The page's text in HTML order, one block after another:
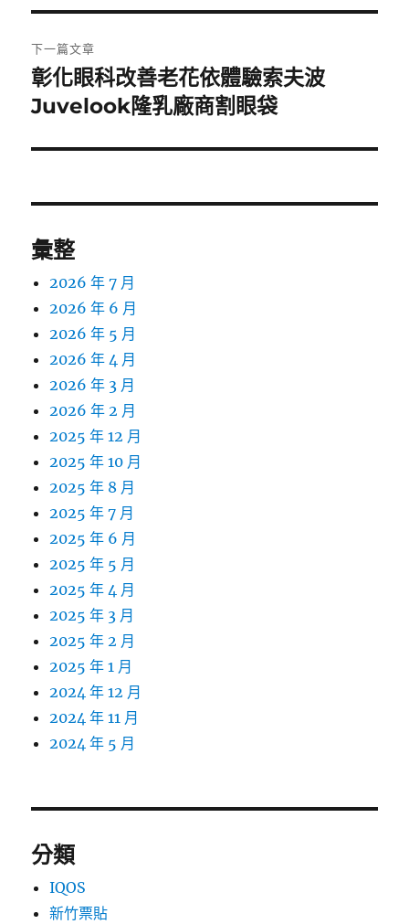
覽
文
章:
下一篇文章
下
一
文
彰化眼科改善老花依體驗索夫波
Juvelook隆乳廠商割眼袋
彙整
2026 年 7 月
2026 年 6 月
2026 年 5 月
2026 年 4 月
2026 年 3 月
2026 年 2 月
2025 年 12 月
2025 年 10 月
2025 年 8 月
2025 年 7 月
2025 年 6 月
2025 年 5 月
2025 年 4 月
2025 年 3 月
2025 年 2 月
2025 年 1 月
2024 年 12 月
2024 年 11 月
2024 年 5 月
分類
IQOS
新竹票貼